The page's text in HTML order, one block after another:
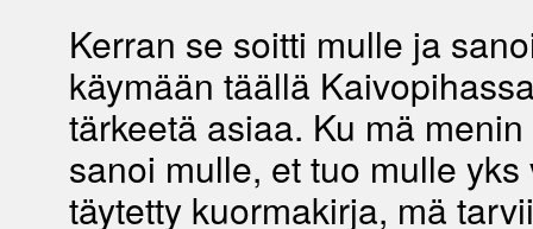
Kerran se soitti mulle ja
käymään täällä
tärkeetä asiaa. Ku mä
sanoi mulle, et tuo mulle yks
täytetty kuormakirja, mä